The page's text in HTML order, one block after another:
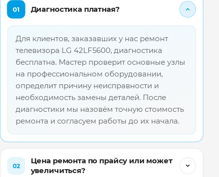
01 Диагностика платная?
Для клиентов, заказавших у нас ремонт
телевизора LG 42LF5600, диагностика
бесплатна. Мастер проверит основные узлы
на профессиональном оборудовании,
определит причину неисправности и
необходимость замены деталей. После
диагностики мы назовём точную стоимость
ремонта и согласуем работы до их начала.
02
Цена ремонта по прайсу или может
увеличиться?